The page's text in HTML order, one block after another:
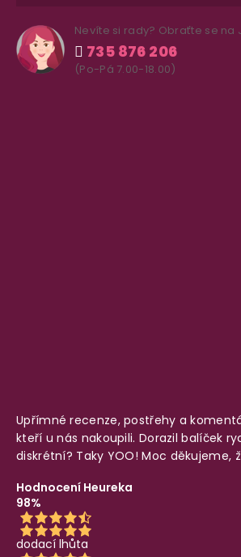
Nevíte si rady? Obraťte se na
735 876 206
(Po-Pá 7.00-18.00)
Upřímné recenze, postřehy a
kteří u nás nakoupili. Dorazil balíček
diskrétní? Taky YOO! Moc děkujeme,
Hodnocení Heureka
98%
dodací lhůta